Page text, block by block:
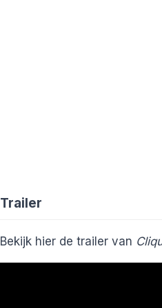
Trailer
Bekijk hier de trailer van